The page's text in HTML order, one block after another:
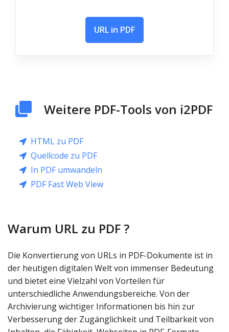
URL in PDF
Weitere PDF-Tools von i2PDF
HTML zu PDF
Quellcode zu PDF
In PDF umwandeln
PDF Fast Web View
Warum URL zu PDF ?
Die Konvertierung von URLs in PDF-Dokumente ist in
der heutigen digitalen Welt von immenser Bedeutung
und bietet eine Vielzahl von Vorteilen für
unterschiedliche Anwendungsbereiche. Von der
Archivierung wichtiger Informationen bis hin zur
Verbesserung der Zugänglichkeit und Teilbarkeit von